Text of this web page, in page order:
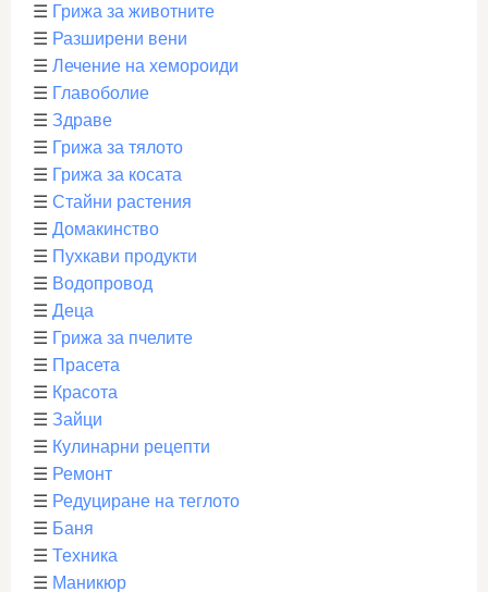
☰ Грижа за животните
☰ Разширени вени
☰ Лечение на хемороиди
☰ Главоболие
☰ Здраве
☰ Грижа за тялото
☰ Грижа за косата
☰ Стайни растения
☰ Домакинство
☰ Пухкави продукти
☰ Водопровод
☰ Деца
☰ Грижа за пчелите
☰ Прасета
☰ Красота
☰ Зайци
☰ Кулинарни рецепти
☰ Ремонт
☰ Редуциране на теглото
☰ Баня
☰ Техника
☰ Маникюр